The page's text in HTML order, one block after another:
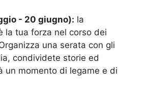
- 20 giugno): la
la tua forza nel corso dei
una serata con gli
condividete storie ed
un momento di legame e di